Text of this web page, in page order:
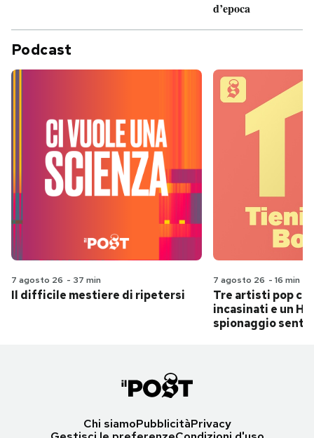
d’epoca
Podcast
7 agosto 26 - 37 min
Il difficile mestiere di ripetersi
7 agosto 26 - 16 min
Tre artisti pop
incasinati e un
spionaggio
Chi siamoPubblicitàPrivacy